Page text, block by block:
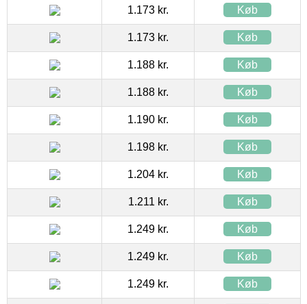
1.173 kr. Køb
1.173 kr. Køb
1.188 kr. Køb
1.188 kr. Køb
1.190 kr. Køb
1.198 kr. Køb
1.204 kr. Køb
1.211 kr. Køb
1.249 kr. Køb
1.249 kr. Køb
1.249 kr. Køb